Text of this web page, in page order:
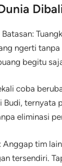
ngerti
begitu
coba
Budi, ternyata
eliminasi
Anggap tim
tersendiri.